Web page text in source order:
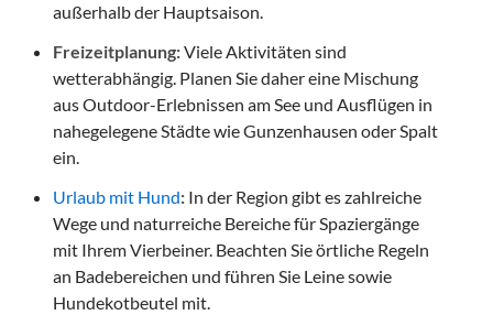
außerhalb der Hauptsaison.
Freizeitplanung:Viele Aktivitäten sind
wetterabhängig. Planen Sie daher eine Mischung
aus Outdoor-Erlebnissen am See und Ausflügen in
nahegelegene Städte wie Gunzenhausen oder Spalt
ein.
Urlaub mit Hund: In der Region gibt es zahlreiche
Wege und naturreiche Bereiche für Spaziergänge
mit Ihrem Vierbeiner. Beachten Sie örtliche Regeln
an Badebereichen und führen Sie Leine sowie
Hundekotbeutel mit.